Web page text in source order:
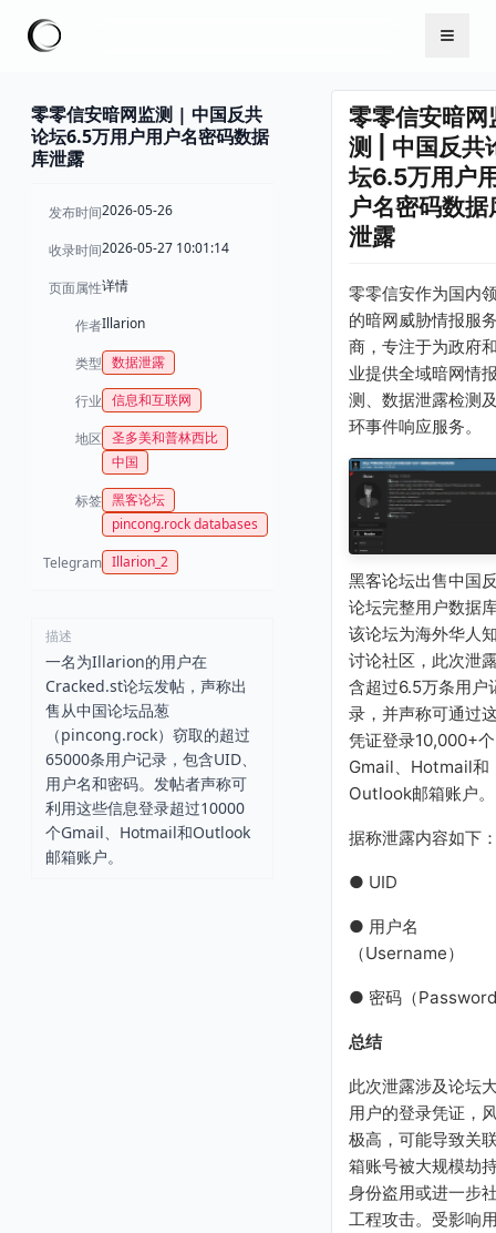
零零信安暗网监测 | 中国反共
论坛6.5万用户用户名密码数据
库泄露
发布时间2026-05-26
收录时间2026-05-27 10:01:14
页面属性详情
作者Illarion
类型 数据泄露
行业 信息和互联网
地区 圣多美和普林西比
中国
标签 黑客论坛
pincong.rock databases
Telegram Illarion_2
描述
一名为Illarion的用户在
Cracked.st论坛发帖，声称出
售从中国论坛品葱
（pincong.rock）窃取的超过
65000条用户记录，包含UID、
用户名和密码。发帖者声称可
利用这些信息登录超过10000
个Gmail、Hotmail和Outlook
邮箱账户。
零零信安暗网
测 | 中国反共
坛6.5万用户
户名密码数据
泄露
零零信安作为国内
的暗网威胁情报服
商，专注于为政府
业提供全域暗网情
测、数据泄露检测
环事件响应服务。
黑客论坛出售中国
论坛完整用户数据
该论坛为海外华人
讨论社区，此次泄
含超过6.5万条用户
录，并声称可通过
凭证登录10,000+个
Gmail、Hotmail和
Outlook邮箱账户。
据称泄露内容如下
● UID
● 用户名
（Username）
● 密码（
总结
此次泄露涉及论坛
用户的登录凭证，
极高，可能导致关
箱账号被大规模劫
身份盗用或进一步
工程攻击。受影响